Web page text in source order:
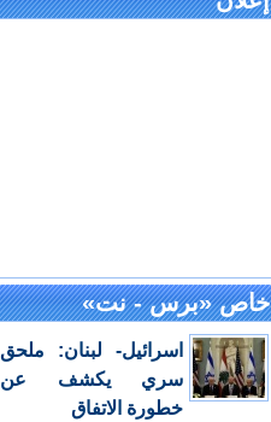
خاص «برس - نت»
اسرائيل- لبنان: ملحق
سري يكشف عن
خطورة الاتفاق